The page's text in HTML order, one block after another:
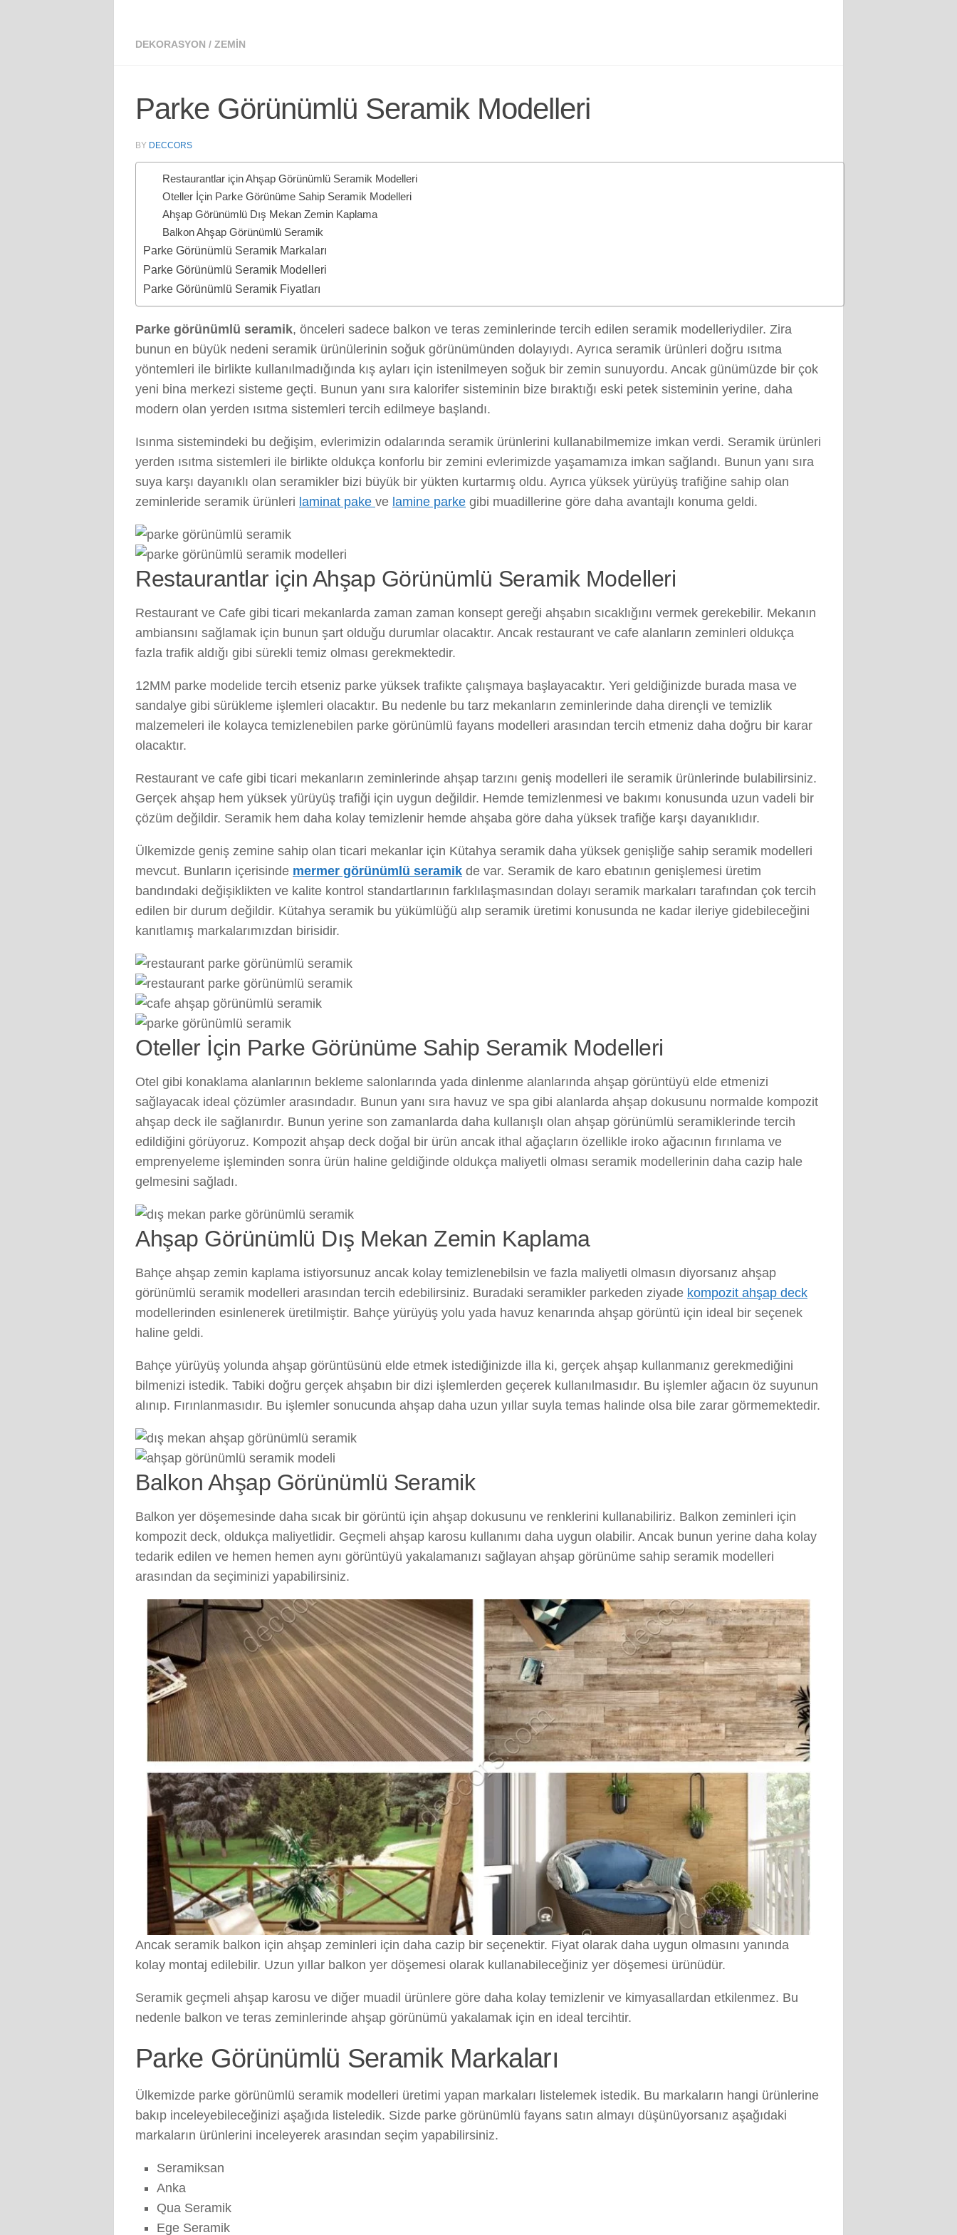
DEKORASYON / ZEMIN
Parke Görünümlü Seramik Modelleri
BY DECCORS
Restaurantlar için Ahşap Görünümlü Seramik Modelleri
Oteller İçin Parke Görünüme Sahip Seramik Modelleri
Ahşap Görünümlü Dış Mekan Zemin Kaplama
Balkon Ahşap Görünümlü Seramik
Parke Görünümlü Seramik Markaları
Parke Görünümlü Seramik Modelleri
Parke Görünümlü Seramik Fiyatları
Parke görünümlü seramik, önceleri sadece balkon ve teras zeminlerinde tercih edilen seramik modelleriydiler. Zira
bunun en büyük nedeni seramik ürünülerinin soğuk görünümünden dolayıydı. Ayrıca seramik ürünleri doğru ısıtma
yöntemleri ile birlikte kullanılmadığında kış ayları için istenilmeyen soğuk bir zemin sunuyordu. Ancak günümüzde bir çok
yeni bina merkezi sisteme geçti. Bunun yanı sıra kalorifer sisteminin bize bıraktığı eski petek sisteminin yerine, daha
modern olan yerden ısıtma sistemleri tercih edilmeye başlandı.
Isınma sistemindeki bu değişim, evlerimizin odalarında seramik ürünlerini kullanabilmemize imkan verdi. Seramik ürünleri
yerden ısıtma sistemleri ile birlikte oldukça konforlu bir zemini evlerimizde yaşamamıza imkan sağlandı. Bunun yanı sıra
suya karşı dayanıklı olan seramikler bizi büyük bir yükten kurtarmış oldu. Ayrıca yüksek yürüyüş trafiğine sahip olan
zeminleride seramik ürünleri laminat pake ve lamine parke gibi muadillerine göre daha avantajlı konuma geldi.
Restaurantlar için Ahşap Görünümlü Seramik Modelleri
Restaurant ve Cafe gibi ticari mekanlarda zaman zaman konsept gereği ahşabın sıcaklığını vermek gerekebilir. Mekanın
ambiansını sağlamak için bunun şart olduğu durumlar olacaktır. Ancak restaurant ve cafe alanların zeminleri oldukça
fazla trafik aldığı gibi sürekli temiz olması gerekmektedir.
12MM parke modelide tercih etseniz parke yüksek trafikte çalışmaya başlayacaktır. Yeri geldiğinizde burada masa ve
sandalye gibi sürükleme işlemleri olacaktır. Bu nedenle bu tarz mekanların zeminlerinde daha dirençli ve temizlik
malzemeleri ile kolayca temizlenebilen parke görünümlü fayans modelleri arasından tercih etmeniz daha doğru bir karar
olacaktır.
Restaurant ve cafe gibi ticari mekanların zeminlerinde ahşap tarzını geniş modelleri ile seramik ürünlerinde bulabilirsiniz.
Gerçek ahşap hem yüksek yürüyüş trafiği için uygun değildir. Hemde temizlenmesi ve bakımı konusunda uzun vadeli bir
çözüm değildir. Seramik hem daha kolay temizlenir hemde ahşaba göre daha yüksek trafiğe karşı dayanıklıdır.
Ülkemizde geniş zemine sahip olan ticari mekanlar için Kütahya seramik daha yüksek genişliğe sahip seramik modelleri
mevcut. Bunların içerisinde mermer görünümlü seramik de var. Seramik de karo ebatının genişlemesi üretim
bandındaki değişiklikten ve kalite kontrol standartlarının farklılaşmasından dolayı seramik markaları tarafından çok tercih
edilen bir durum değildir. Kütahya seramik bu yükümlüğü alıp seramik üretimi konusunda ne kadar ileriye gidebileceğini
kanıtlamış markalarımızdan birisidir.
Oteller İçin Parke Görünüme Sahip Seramik Modelleri
Otel gibi konaklama alanlarının bekleme salonlarında yada dinlenme alanlarında ahşap görüntüyü elde etmenizi
sağlayacak ideal çözümler arasındadır. Bunun yanı sıra havuz ve spa gibi alanlarda ahşap dokusunu normalde kompozit
ahşap deck ile sağlanırdır. Bunun yerine son zamanlarda daha kullanışlı olan ahşap görünümlü seramiklerinde tercih
edildiğini görüyoruz. Kompozit ahşap deck doğal bir ürün ancak ithal ağaçların özellikle iroko ağacının fırınlama ve
emprenyeleme işleminden sonra ürün haline geldiğinde oldukça maliyetli olması seramik modellerinin daha cazip hale
gelmesini sağladı.
Ahşap Görünümlü Dış Mekan Zemin Kaplama
Bahçe ahşap zemin kaplama istiyorsunuz ancak kolay temizlenebilsin ve fazla maliyetli olmasın diyorsanız ahşap
görünümlü seramik modelleri arasından tercih edebilirsiniz. Buradaki seramikler parkeden ziyade kompozit ahşap deck
modellerinden esinlenerek üretilmiştir. Bahçe yürüyüş yolu yada havuz kenarında ahşap görüntü için ideal bir seçenek
haline geldi.
Bahçe yürüyüş yolunda ahşap görüntüsünü elde etmek istediğinizde illa ki, gerçek ahşap kullanmanız gerekmediğini
bilmenizi istedik. Tabiki doğru gerçek ahşabın bir dizi işlemlerden geçerek kullanılmasıdır. Bu işlemler ağacın öz suyunun
alınıp. Fırınlanmasıdır. Bu işlemler sonucunda ahşap daha uzun yıllar suyla temas halinde olsa bile zarar görmemektedir.
Balkon Ahşap Görünümlü Seramik
Balkon yer döşemesinde daha sıcak bir görüntü için ahşap dokusunu ve renklerini kullanabiliriz. Balkon zeminleri için
kompozit deck, oldukça maliyetlidir. Geçmeli ahşap karosu kullanımı daha uygun olabilir. Ancak bunun yerine daha kolay
tedarik edilen ve hemen hemen aynı görüntüyü yakalamanızı sağlayan ahşap görünüme sahip seramik modelleri
arasından da seçiminizi yapabilirsiniz.
Ancak seramik balkon için ahşap zeminleri için daha cazip bir seçenektir. Fiyat olarak daha uygun olmasını yanında
kolay montaj edilebilir. Uzun yıllar balkon yer döşemesi olarak kullanabileceğiniz yer döşemesi ürünüdür.
Seramik geçmeli ahşap karosu ve diğer muadil ürünlere göre daha kolay temizlenir ve kimyasallardan etkilenmez. Bu
nedenle balkon ve teras zeminlerinde ahşap görünümü yakalamak için en ideal tercihtir.
Parke Görünümlü Seramik Markaları
Ülkemizde parke görünümlü seramik modelleri üretimi yapan markaları listelemek istedik. Bu markaların hangi ürünlerine
bakıp inceleyebileceğinizi aşağıda listeledik. Sizde parke görünümlü fayans satın almayı düşünüyorsanız aşağıdaki
markaların ürünlerini inceleyerek arasından seçim yapabilirsiniz.
Seramiksan
Anka
Qua Seramik
Ege Seramik